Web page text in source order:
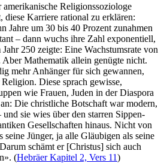
Religionssoziologe
diese Karriere rational zu erklären:
Jahre um 30 bis 40 Prozent zunahmen
– dann wuchs ihre Zahl exponentiell,
250 zeigte: Eine Wachstumsrate von
Mathematik allein genügte nicht.
mehr Anhänger für sich gewannen,
Diese sprach gewisse,
wie Frauen, Juden in der Diaspora
Die christliche Botschaft war modern,
sie wies über den starren Sippen-
Gesellschaften hinaus. Nicht von
seine Jünger, ja alle Gläubigen als seine
schämt er [Christus] sich auch
(Hebräer Kapitel 2, Vers 11)